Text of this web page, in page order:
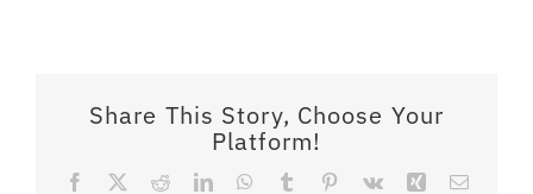
Share This Story, Choose Your
Platform!
Facebook RedditLinkedInWhatsApp
Tumblr Pinterest
Vk Xing Email